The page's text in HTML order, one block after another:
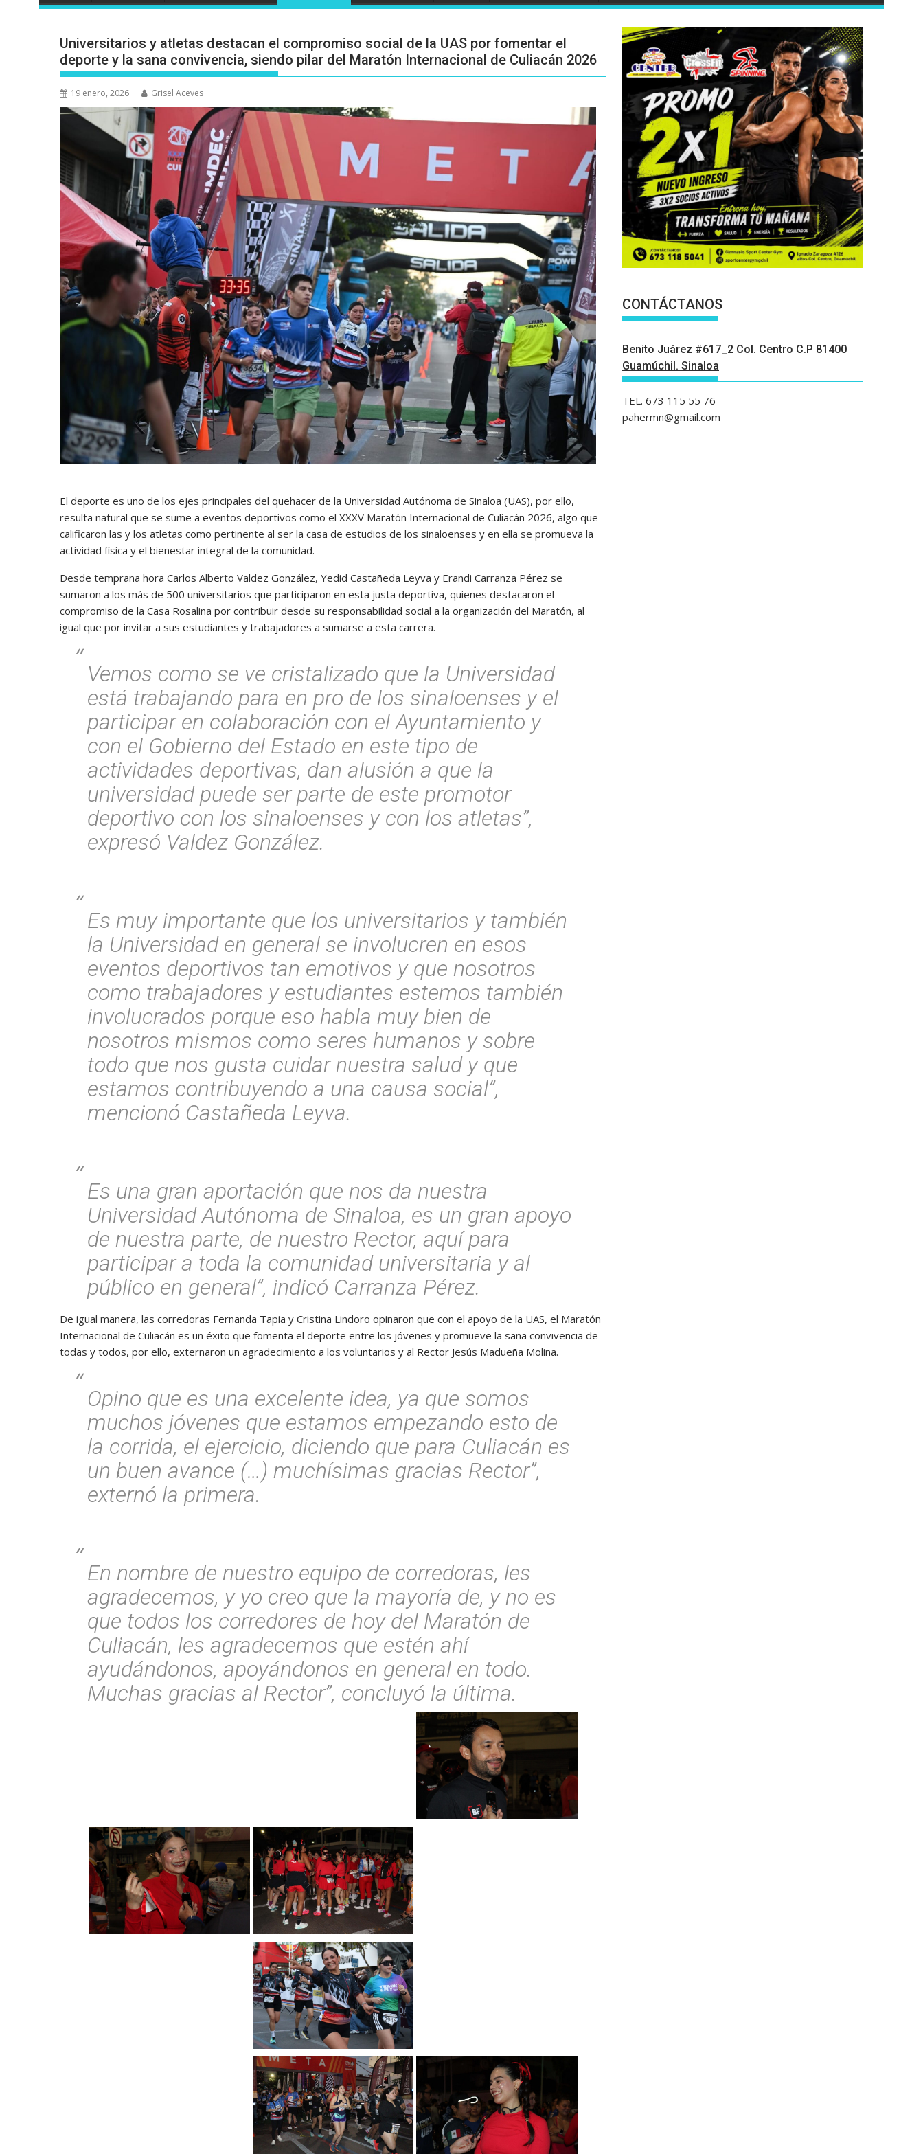
Universitarios y atletas destacan el compromiso social de la UAS por fomentar el
deporte y la sana convivencia, siendo pilar del Maratón Internacional de Culiacán 2026
19 enero, 2026 Grisel Aceves
El deporte es uno de los ejes principales del quehacer de la Universidad Autónoma de Sinaloa (UAS), por ello,
resulta natural que se sume a eventos deportivos como el XXXV Maratón Internacional de Culiacán 2026, algo que
calificaron las y los atletas como pertinente al ser la casa de estudios de los sinaloenses y en ella se promueva la
actividad física y el bienestar integral de la comunidad.
Desde temprana hora Carlos Alberto Valdez González, Yedid Castañeda Leyva y Erandi Carranza Pérez se
sumaron a los más de 500 universitarios que participaron en esta justa deportiva, quienes destacaron el
compromiso de la Casa Rosalina por contribuir desde su responsabilidad social a la organización del Maratón, al
igual que por invitar a sus estudiantes y trabajadores a sumarse a esta carrera.
Vemos como se ve cristalizado que la Universidad
está trabajando para en pro de los sinaloenses y el
participar en colaboración con el Ayuntamiento y
con el Gobierno del Estado en este tipo de
actividades deportivas, dan alusión a que la
universidad puede ser parte de este promotor
deportivo con los sinaloenses y con los atletas”,
expresó Valdez González.
Es muy importante que los universitarios y también
la Universidad en general se involucren en esos
eventos deportivos tan emotivos y que nosotros
como trabajadores y estudiantes estemos también
involucrados porque eso habla muy bien de
nosotros mismos como seres humanos y sobre
todo que nos gusta cuidar nuestra salud y que
estamos contribuyendo a una causa social”,
mencionó Castañeda Leyva.
Es una gran aportación que nos da nuestra
Universidad Autónoma de Sinaloa, es un gran apoyo
de nuestra parte, de nuestro Rector, aquí para
participar a toda la comunidad universitaria y al
público en general”, indicó Carranza Pérez.
De igual manera, las corredoras Fernanda Tapia y Cristina Lindoro opinaron que con el apoyo de la UAS, el Maratón
Internacional de Culiacán es un éxito que fomenta el deporte entre los jóvenes y promueve la sana convivencia de
todas y todos, por ello, externaron un agradecimiento a los voluntarios y al Rector Jesús Madueña Molina.
Opino que es una excelente idea, ya que somos
muchos jóvenes que estamos empezando esto de
la corrida, el ejercicio, diciendo que para Culiacán es
un buen avance (…) muchísimas gracias Rector”,
externó la primera.
En nombre de nuestro equipo de corredoras, les
agradecemos, y yo creo que la mayoría de, y no es
que todos los corredores de hoy del Maratón de
Culiacán, les agradecemos que estén ahí
ayudándonos, apoyándonos en general en todo.
Muchas gracias al Rector”, concluyó la última.
CONTÁCTANOS
Benito Juárez #617_2 Col. Centro C.P 81400
Guamúchil. Sinaloa
TEL. 673 115 55 76
pahermn@gmail.com